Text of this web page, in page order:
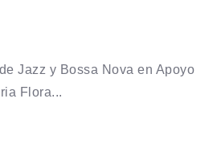
Jazz y Bossa Nova en Apoyo
Flora...